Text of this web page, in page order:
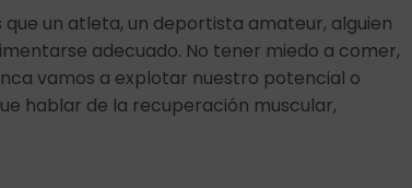
un atleta, un deportista amateur, alguien
adecuado. No tener miedo a comer,
vamos a explotar nuestro potencial o
hablar de la recuperación muscular,